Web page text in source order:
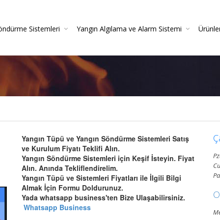
Sistemleri Yangın Algılama ve Alarm Sistemi
Yangın Tüpü ve Yangın Söndürme Sistemleri Satış
ve Kurulum Fiyatı Teklifi Alın.
Yangın Söndürme Sistemleri için Keşif İsteyin. Fiyat
Alın. Anında Tekliflendirelim.
Yangın Tüpü ve Sistemleri Fiyatları ile İlgili Bilgi
Almak İçin Formu Doldurunuz.
Yada whatsapp business'ten Bize Ulaşabilirsiniz.
Whatsapp Business